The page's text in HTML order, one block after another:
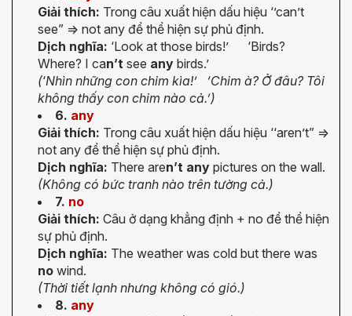
Giải thích: Trong câu xuất hiện dấu hiệu ‘’can’t
see” => not any để thể hiện sự phủ định.
Dịch nghĩa: ‘Look at those birds!’ ‘Birds?
Where? I can’t see any birds.’
(‘Nhìn những con chim kìa!’ ‘Chim à? Ở đâu? Tôi
không thấy con chim nào cả.’)
6. any
Giải thích: Trong câu xuất hiện dấu hiệu ‘‘aren’t” =>
not any để thể hiện sự phủ định.
Dịch nghĩa: There aren’t any pictures on the wall.
(Không có bức tranh nào trên tường cả.)
7. no
Giải thích: Câu ở dạng khẳng định + no để thể hiện
sự phủ định.
Dịch nghĩa: The weather was cold but there was
no wind.
(Thời tiết lạnh nhưng không có gió.)
8. any